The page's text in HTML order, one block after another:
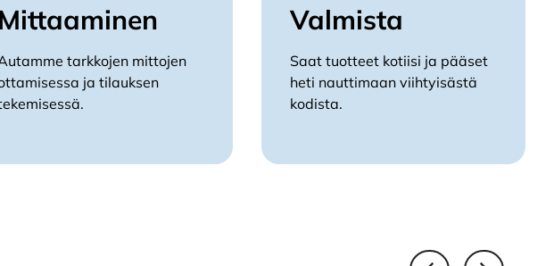
Mittaaminen
tarkkojen mittojen
ja tilauksen
Valmista
Saat tuotteet kotiisi ja pääset
heti nauttimaan viihtyisästä
kodista.